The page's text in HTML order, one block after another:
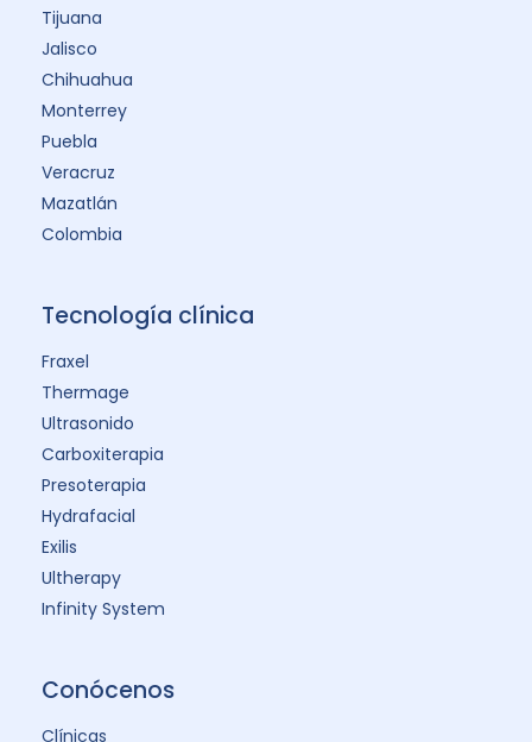
Tijuana
Jalisco
Chihuahua
Monterrey
Puebla
Veracruz
Mazatlán
Colombia
Tecnología clínica
Fraxel
Thermage
Ultrasonido
Carboxiterapia
Presoterapia
Hydrafacial
Exilis
Ultherapy
Infinity System
Conócenos
Clínicas